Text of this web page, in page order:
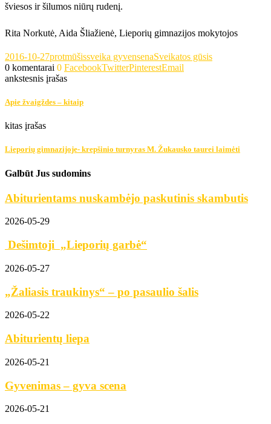
šviesos ir šilumos niūrų rudenį.
Rita Norkutė, Aida Šliažienė, Lieporių gimnazijos mokytojos
2016-10-27protmūšissveika gyvensenaSveikatos gūsis
0 komentarai 0 FacebookTwitterPinterestEmail
ankstesnis įrašas
Apie žvaigždes – kitaip
kitas įrašas
Lieporių gimnazijoje- krepšinio turnyras M. Žukausko taurei laimėti
Galbūt Jus sudomins
Abiturientams nuskambėjo paskutinis skambutis
2026-05-29
Dešimtoji „Lieporių garbė“
2026-05-27
„Žaliasis traukinys“ – po pasaulio šalis
2026-05-22
Abiturientų liepa
2026-05-21
Gyvenimas – gyva scena
2026-05-21